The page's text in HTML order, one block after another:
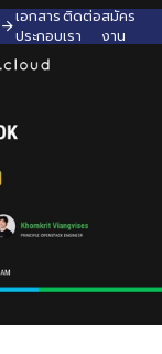
เอกสาร
ประกอบ
ติดต่อ
เรา
สมัคร
งาน